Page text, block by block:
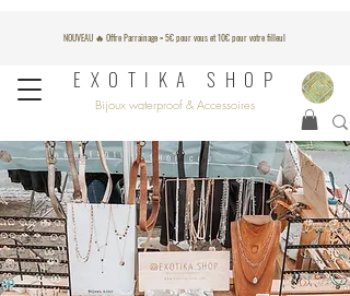
NOUVEAU 🔥 Offre Parrainage = 5€ pour vous et 10€ pour votre filleul
EXOTIKA SHOP
Bijoux waterproof & Accessoires